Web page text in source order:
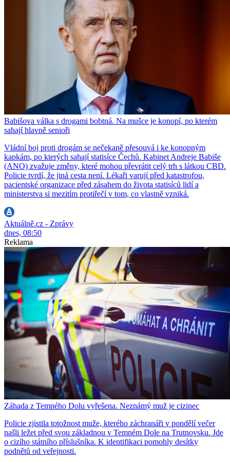
Babišova válka s drogami bobtná. Na mušce je konopí, po kterém
sahají hlavně senioři
Vládní boj proti drogám se nečekaně přesouvá i ke konopným
kapkám, po kterých sahají statisíce Čechů. Kabinet Andreje Babiše
(ANO) zvažuje změny, které mohou převrátit celý trh s látkou CBD.
Policie tvrdí, že jiná cesta není. Lékaři varují před katastrofou,
pacientské organizace před zásahem do života statisíců lidí a
ministerstva si mezitím protiřečí v tom, co vlastně vzniká.
Aktuálně.cz - Zprávy
dnes, 08:50
Reklama
Záhada z Temného Dolu vyřešena. Neznámý muž je cizinec
Policie zjistila totožnost muže, kterého záchranáři v pondělí večer
našli ležet před svou základnou v Temném Dole na Trutnovsku. Jde
o cizího státního příslušníka. K identifikaci pomohly desítky
podnětů od veřejnosti.